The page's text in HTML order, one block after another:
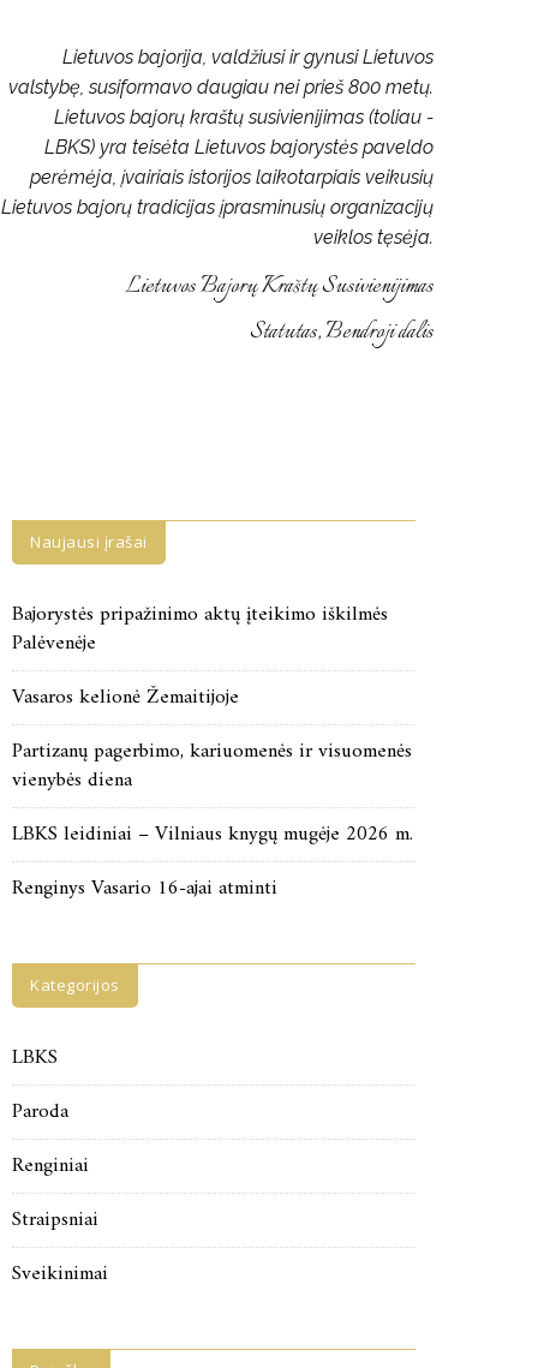
Lietuvos bajorija, valdžiusi ir gynusi Lietuvos
valstybę, susiformavo daugiau nei prieš 800 metų.
Lietuvos bajorų kraštų susivienijimas (toliau -
LBKS) yra teisėta Lietuvos bajorystės paveldo
perėmėja, įvairiais istorijos laikotarpiais veikusių
Lietuvos bajorų tradicijas įprasminusių organizacijų
veiklos tęsėja.
Lietuvos Bajorų Kraštų Susivienijimas
Statutas, Bendroji dalis
Naujausi įrašai
Bajorystės pripažinimo aktų įteikimo iškilmės
Palėvenėje
Vasaros kelionė Žemaitijoje
Partizanų pagerbimo, kariuomenės ir visuomenės
vienybės diena
LBKS leidiniai – Vilniaus knygų mugėje 2026 m.
Renginys Vasario 16-ajai atminti
Kategorijos
LBKS
Paroda
Renginiai
Straipsniai
Sveikinimai